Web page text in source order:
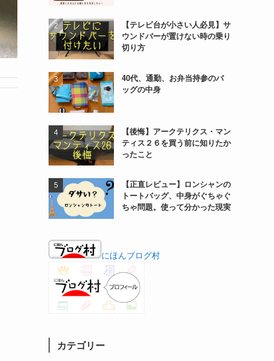
【テレビ台が小さい人必見】サ
ウンドバーが置けない時の乗り
切り方
40代、通勤、お弁当持参のバ
ッグの中身
【後悔】アークテリクス・マン
ティス２６を買う前に知りたか
ったこと
【正直レビュー】ロンシャンの
トートバッグ、中身がぐちゃぐ
ちゃ問題。使って分かった現実
にほんブログ村
カテゴリー